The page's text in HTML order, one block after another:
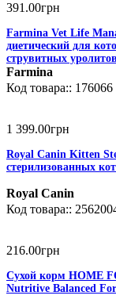
391 .00грн
Farmina Vet Life
диетический для
струвитных
Farmina
176066
1 399.00грн
Royal Canin Kitten
стерилизованных
Royal Canin
216.00грн
Сухой корм HOME
Nutritive Balanced